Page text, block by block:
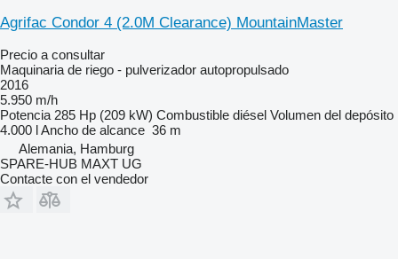
Agrifac Condor 4 (2.0M Clearance) MountainMaster
Precio a consultar
Maquinaria de riego - pulverizador autopropulsado
2016
5.950 m/h
Potencia 285 Hp (209 kW) Combustible diésel Volumen del depósito
4.000 lAncho de alcance 36 m
Alemania, Hamburg
SPARE-HUB MAXT UG
Contacte con el vendedor